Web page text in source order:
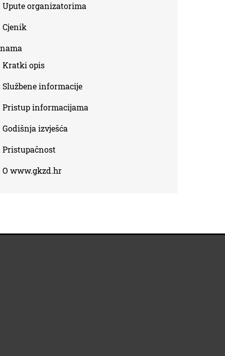
Upute organizatorima
Cjenik
Kratki opis
Službene informacije
Pristup informacijama
Godišnja izvješća
Pristupačnost
O www.gkzd.hr